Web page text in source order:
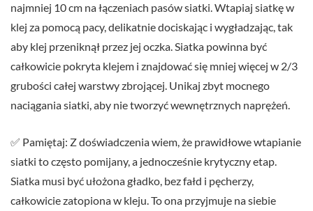
najmniej 10 cm na łączeniach pasów siatki. Wtapiaj siatkę w
klej za pomocą pacy, delikatnie dociskając i wygładzając, tak
aby klej przeniknął przez jej oczka. Siatka powinna być
całkowicie pokryta klejem i znajdować się mniej więcej w 2/3
grubości całej warstwy zbrojącej. Unikaj zbyt mocnego
naciągania siatki, aby nie tworzyć wewnętrznych naprężeń.
✅ Pamiętaj: Z doświadczenia wiem, że prawidłowe wtapianie
siatki to często pomijany, a jednocześnie krytyczny etap.
Siatka musi być ułożona gładko, bez fałd i pęcherzy,
całkowicie zatopiona w kleju. To ona przyjmuje na siebie